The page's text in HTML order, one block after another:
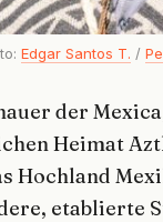
Edgar Santos T. /
der
Heimat
Hochland
etablierte